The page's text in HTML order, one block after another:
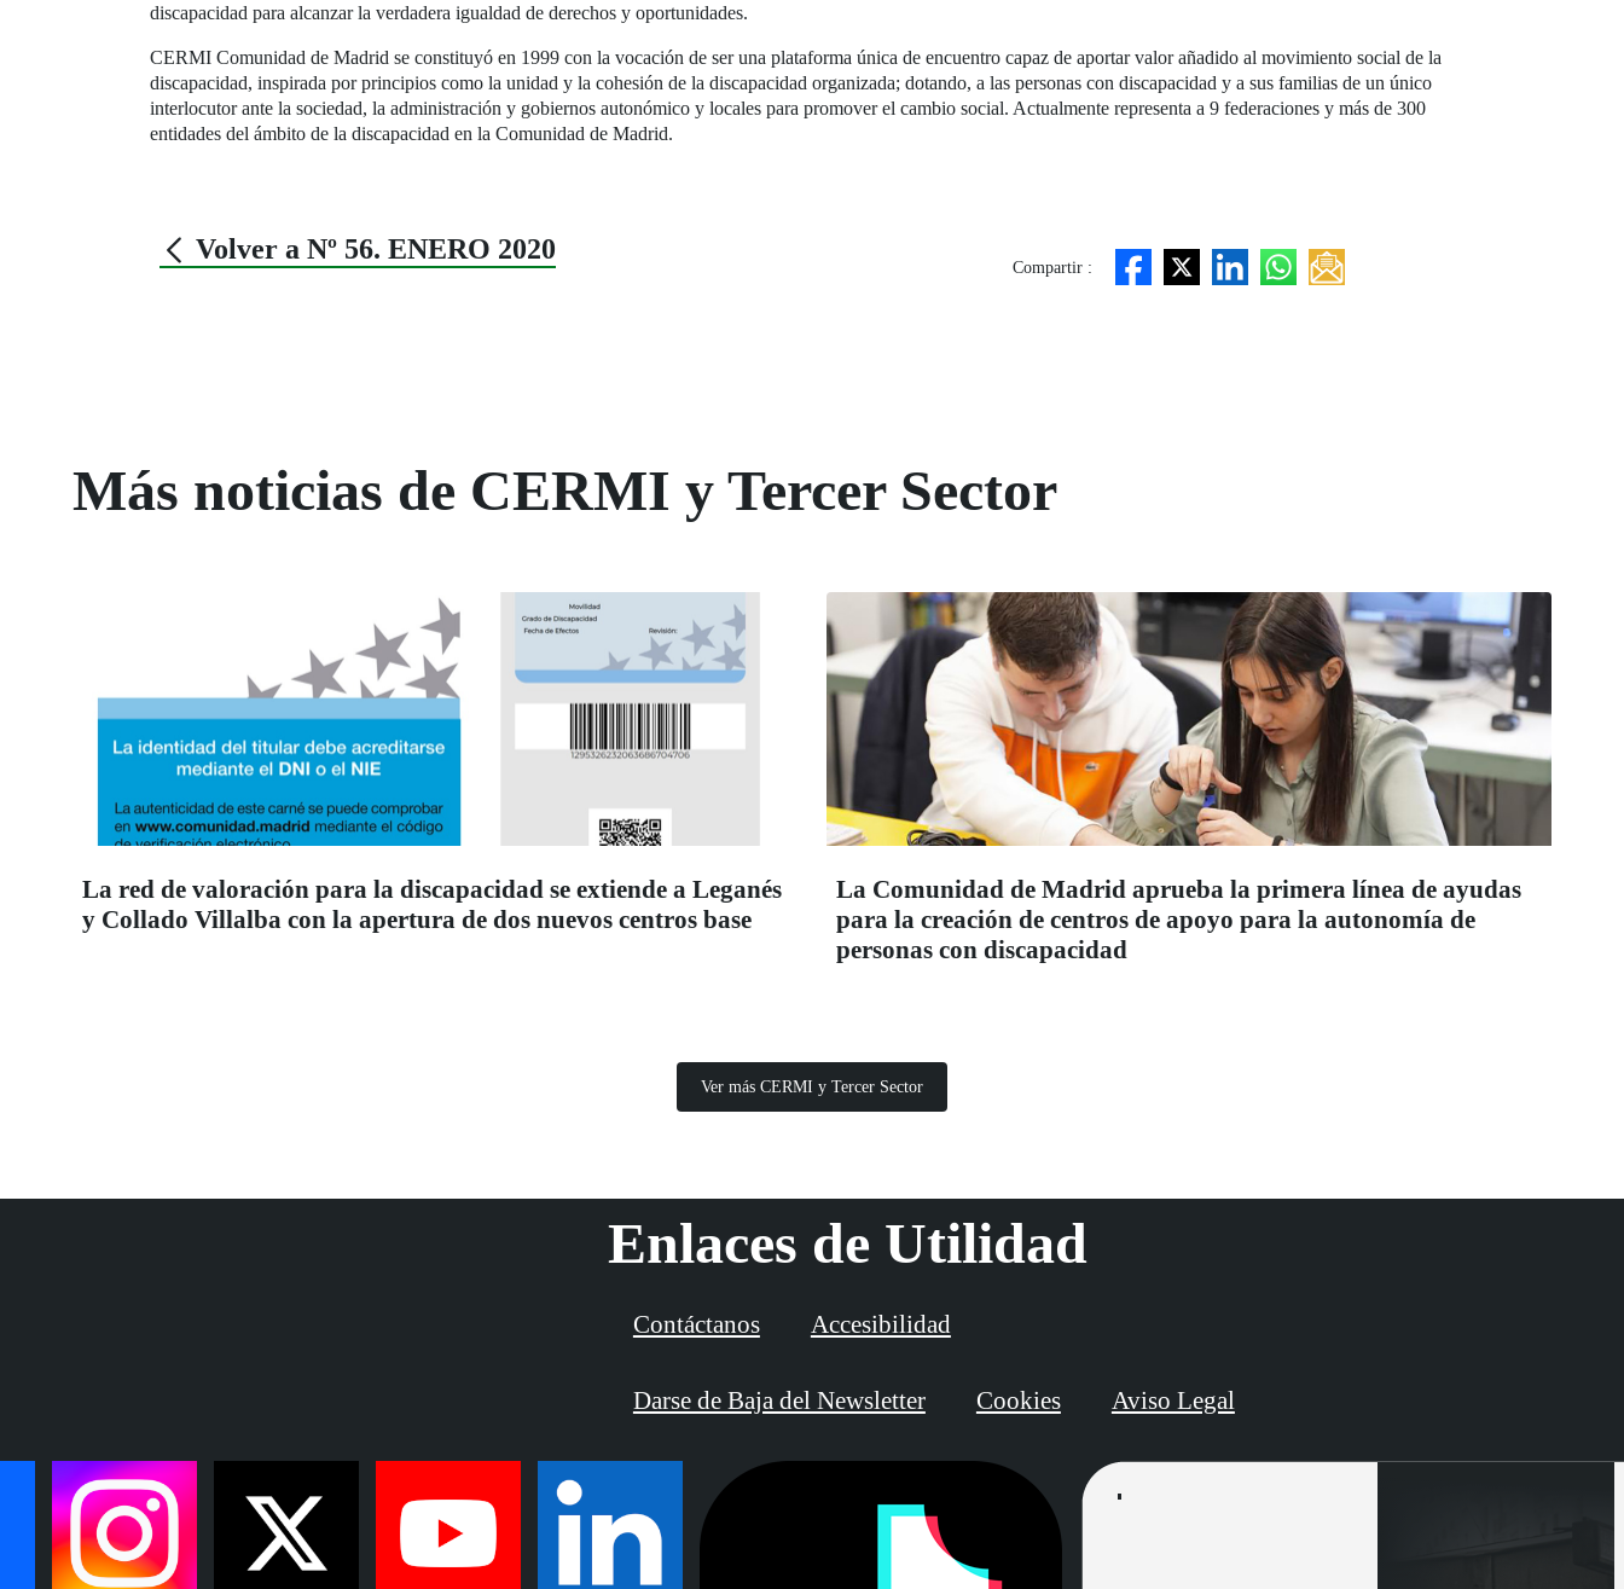
discapacidad para alcanzar la verdadera igualdad de derechos y oportunidades.
CERMI Comunidad de Madrid se constituyó en 1999 con la vocación de ser una plataforma única de encuentro capaz de aportar valor añadido al movimiento social de la
discapacidad, inspirada por principios como la unidad y la cohesión de la discapacidad organizada; dotando, a las personas con discapacidad y a sus familias de un único
interlocutor ante la sociedad, la administración y gobiernos autonómico y locales para promover el cambio social. Actualmente representa a 9 federaciones y más de 300
entidades del ámbito de la discapacidad en la Comunidad de Madrid.
Volver a Nº 56. ENERO 2020
Compartir :
Más noticias de CERMI y Tercer Sector
La red de valoración para la discapacidad se extiende a Leganés
y Collado Villalba con la apertura de dos nuevos centros base
La Comunidad de Madrid aprueba la primera línea de ayudas
para la creación de centros de apoyo para la autonomía de
personas con discapacidad
Ver más CERMI y Tercer Sector
Enlaces de Utilidad
Contáctanos Accesibilidad
Darse de Baja del Newsletter Cookies Aviso Legal